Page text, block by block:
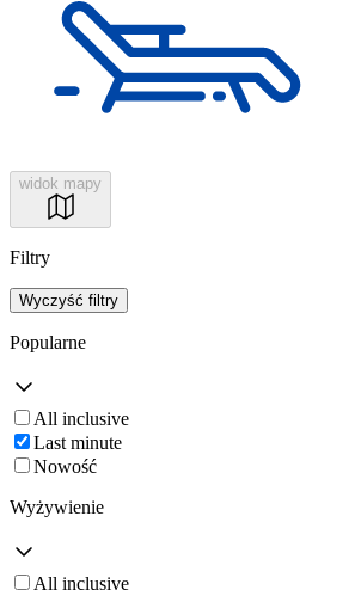
widok mapy
Filtry
Wyczyść filtry
Popularne
All inclusive
Last minute
Nowość
Wyżywienie
All inclusive